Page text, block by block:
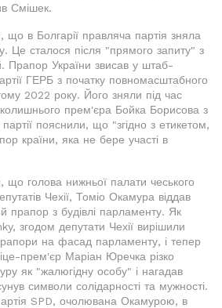
Смішек.
що в Болгарії правляча партія зняла
Це сталося після "прямого запиту" з
Прапор України звисав у штаб-
ГЕРБ з початку повномасштабного
2022 року. Його зняли під час
і колишнього прем'єра Бойка Борисова з
пояснили, що "згідно з етикетом,
країни, яка не бере участі в
голова нижньої палати чеського
Чехії, Томіо Окамура віддав
прапор з будівлі парламенту. Як
згодом депутати Чехії вирішили
на фасад парламенту, і тепер
прем'єр Маріан Юречка різко
як "жалюгідну особу" і нагадав
символи солідарності та мужності.
SPD, очолювана Окамурою, в